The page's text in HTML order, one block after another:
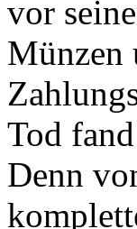
vor
Münzen
Tod
Denn